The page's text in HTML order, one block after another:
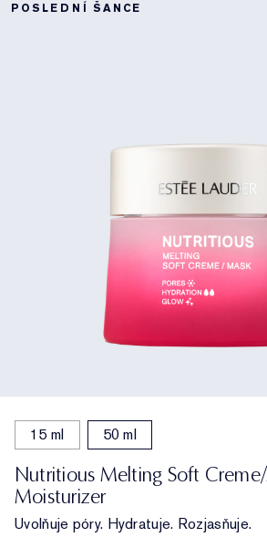
POSLEDNÍ ŠANCE
15 ml 50 ml
Nutritious Melting Soft
Moisturizer
Uvolňuje póry. Hydratuje. Rozjasňuje.